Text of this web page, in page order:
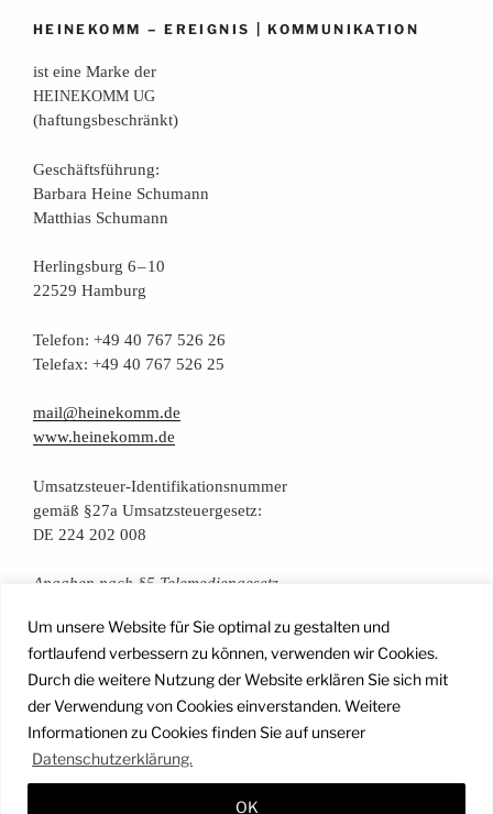
Um unsere Website für Sie optimal zu gestalten und
fortlaufend verbessern zu können, verwenden wir Cookies.
Durch die weitere Nutzung der Website erklären Sie sich mit
der Verwendung von Cookies einverstanden. Weitere
Informationen zu Cookies finden Sie auf unserer
Datenschutzerklärung.
OK
HEINEKOMM –EREIGNIS |KOMMUNIKATION
ist eine Mar­ke der
HEINEKOMM UG
(haf­tungs­be­schränkt)
Geschäfts­füh­rung:
Bar­ba­ra Hei­ne Schumann
Mat­thi­as Schumann
Her­lings­burg 6 – 10
22529 Hamburg
Tele­fon: +49 40 767 526 26
Tele­fax: +49 40 767 526 25
mail@heinekomm.de
www.heinekomm.de
Umsatz­steu­er-Iden­ti­fi­ka­ti­ons­num­mer
gemäß §27a Umsatzsteuergesetz:
DE 224 202 008
Anga­ben nach §5 Telemediengesetz
Daten­schutz­er­klä­rung
FacebookInstagramYouTubeMail